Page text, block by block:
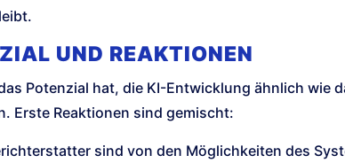
UND REAKTIONEN
Potenzial hat, die KI-Entwicklung ähnlich wie
Erste Reaktionen sind gemischt:
sind von den Möglichkeiten des